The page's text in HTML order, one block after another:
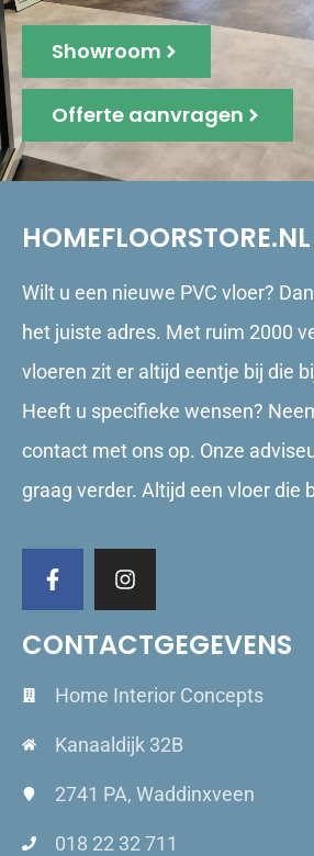
Showroom
Offerte aanvragen
HOMEFLOORSTORE.NL
Wilt u een nieuwe PVC vloer?
het juiste adres. Met ruim 2000
vloeren zit er altijd eentje bij die
Heeft u specifieke wensen?
contact met ons op. Onze
graag verder. Altijd een vloer die
CONTACTGEGEVENS
Home Interior Concepts
Kanaaldijk 32B
2741 PA, Waddinxveen
018 22 32 711